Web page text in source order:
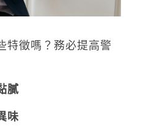
特徵嗎？務必提高警
膩
味